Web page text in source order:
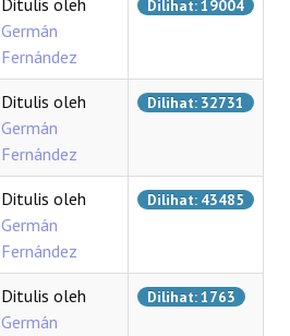
Ditulis oleh
Germán
Fernández
Dilihat: 19004
Ditulis oleh
Germán
Fernández
Dilihat: 32731
Ditulis oleh
Germán
Fernández
Dilihat: 43485
Ditulis oleh
Germán
Dilihat: 1763